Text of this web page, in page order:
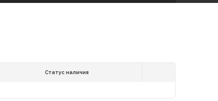
Статус наличия